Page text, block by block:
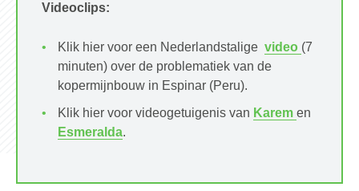
Videoclips:
Klik hier voor een Nederlandstalige video (7
minuten) over de problematiek van de
kopermijnbouw in Espinar (Peru).
Klik hier voor videogetuigenis van Karem en
Esmeralda.